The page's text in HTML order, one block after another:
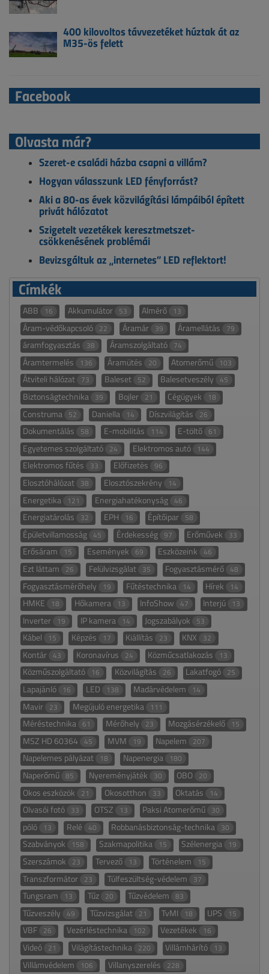
400 kilovoltos távvezetéket húztak át az
M35-ös felett
Facebook
Olvasta már?
Szeret-e családi házba csapni a villám?
Hogyan válasszunk LED fényforrást?
Aki a 80-as évek közvilágítási lámpáiból épített
privát hálózatot
Szigetelt vezetékek keresztmetszet-
csökkenésének problémái
Bevizsgáltuk az „internetes” LED reflektort!
Címkék
ABB 16 Akkumulátor 53 Almérő 13
Áram-védőkapcsoló 22 Áramár 39 Áramellátás 79
áramfogyasztás 38 Áramszolgáltató 74
Áramtermelés 136 Áramütés 20 Atomerőmű 103
Átviteli hálózat 73 Baleset 52 Balesetveszély 45
Biztonságtechnika 39 Bojler 21 Cégügyek 18
Construma 52 Daniella 14 Díszvilágítás 26
Dokumentálás 58 E-mobilitás 114 E-töltő 61
Egyetemes szolgáltató 24 Elektromos autó 144
Elektromos fűtés 33 Előfizetés 96
Elosztóhálózat 38 Elosztószekrény 14
Energetika 121 Energiahatékonyság 46
Energiatárolás 32 EPH 16 Építőipar 58
Épületvillamosság 45 Érdekesség 97 Erőművek 33
Erősáram 15 Események 69 Eszközeink 46
Ezt láttam 26 Felülvizsgálat 35 Fogyasztásmérő 48
Fogyasztásmérőhely 19 Fűtéstechnika 14 Hírek 14
HMKE 18 Hőkamera 13 InfoShow 47 Interjú 13
Inverter 19 IP kamera 14 Jogszabályok 53
Kábel 15 Képzés 17 Kiállítás 23 KNX 32
Kontár 43 Koronavírus 24 Közműcsatlakozás 13
Közműszolgáltató 16 Közvilágítás 26 Lakatfogó 25
Lapajánló 16 LED 138 Madárvédelem 14
Mavir 23 Megújuló energetika 111
Méréstechnika 61 Mérőhely 23 Mozgásérzékelő 15
MSZ HD 60364 45 MVM 19 Napelem 207
Napelemes pályázat 18 Napenergia 180
Naperőmű 85 Nyereményjáték 30 OBO 20
Okos eszközök 21 Okosotthon 33 Oktatás 14
Olvasói fotó 33 OTSZ 13 Paksi Atomerőmű 30
póló 13 Relé 40 Robbanásbiztonság-technika 30
Szabványok 158 Szakmapolitika 15 Szélenergia 19
Szerszámok 23 Tervező 13 Történelem 15
Transzformátor 23 Túlfeszültség-védelem 37
Tungsram 13 Tűz 20 Tűzvédelem 83
Tűzveszély 49 Tűzvizsgálat 21 TvMI 18 UPS 15
VBF 26 Vezérléstechnika 102 Vezetékek 16
Videó 21 Világítástechnika 220 Villámhárító 13
Villámvédelem 106 Villanyszerelés 228